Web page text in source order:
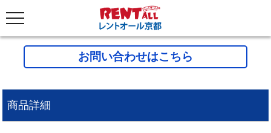
お問い合わせはこちら
商品詳細